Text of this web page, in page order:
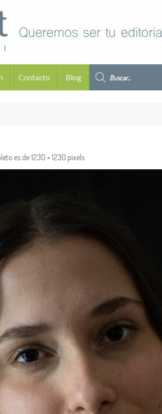
Contacto Blog
es de1230 × 1230 pixels